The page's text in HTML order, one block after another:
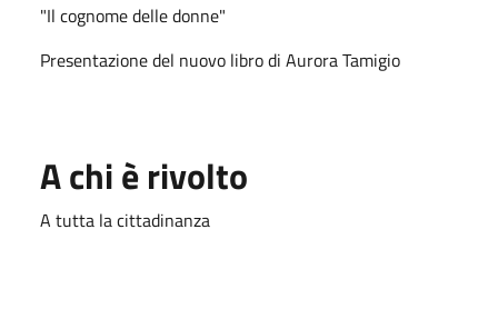
"Il cognome delle donne"
Presentazione del nuovo libro di Aurora Tamigio
A chi è rivolto
A tutta la cittadinanza